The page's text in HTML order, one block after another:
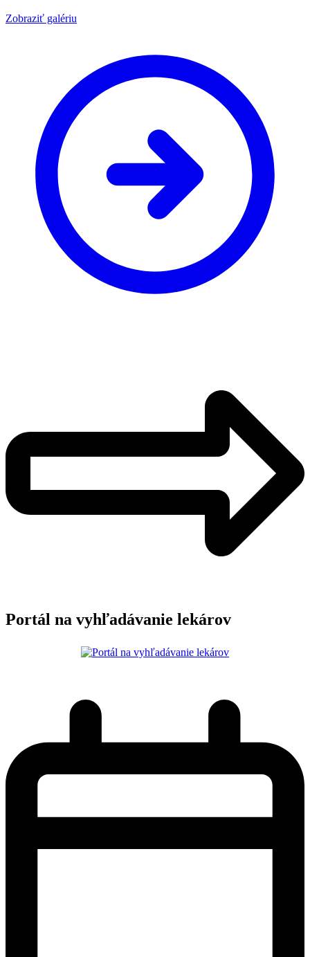
Zobraziť galériu
Portál na vyhľadávanie lekárov